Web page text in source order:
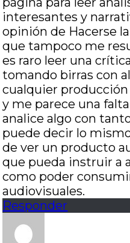
interesantes y
opinión de Hacerse
que tampoco me
es raro leer una
tomando birras con
cualquier
y me parece una
analice algo con
puede decir lo
de ver un producto
que pueda instruir a
como poder
audiovisuales.
Responder